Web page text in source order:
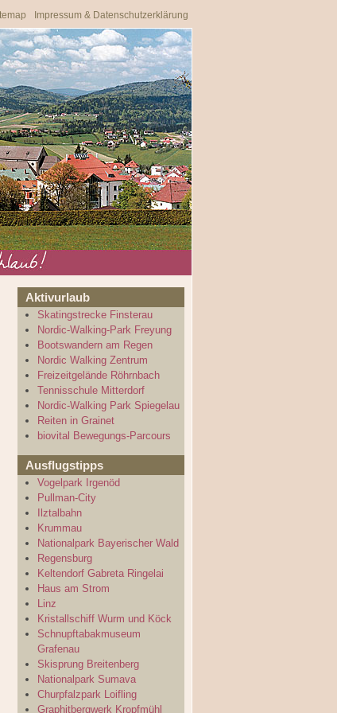
Impressum & Datenschutzerklärung
Aktivurlaub
Skatingstrecke Finsterau
Nordic-Walking-Park Freyung
Bootswandern am Regen
Nordic Walking Zentrum
Freizeitgelände Röhrnbach
Tennisschule Mitterdorf
Nordic-Walking Park Spiegelau
Reiten in Grainet
biovital Bewegungs-Parcours
Ausflugstipps
Vogelpark Irgenöd
Pullman-City
Ilztalbahn
Krummau
Nationalpark Bayerischer Wald
Regensburg
Keltendorf Gabreta Ringelai
Haus am Strom
Linz
Kristallschiff Wurm und Köck
Schnupftabakmuseum
Grafenau
Skisprung Breitenberg
Nationalpark Sumava
Churpfalzpark Loifling
Graphitbergwerk Kropfmühl